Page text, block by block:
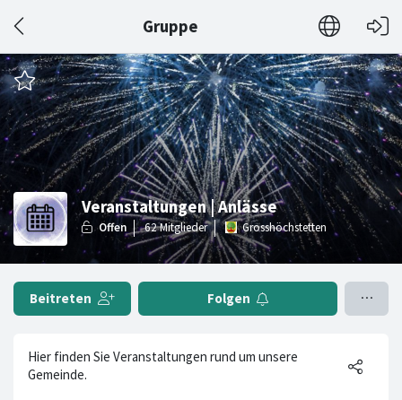
Gruppe
Veranstaltungen | Anlässe
Grosshöchstetten
Beitreten Folgen
Hier finden Sie Veranstaltungen rund um unsere
Gemeinde.